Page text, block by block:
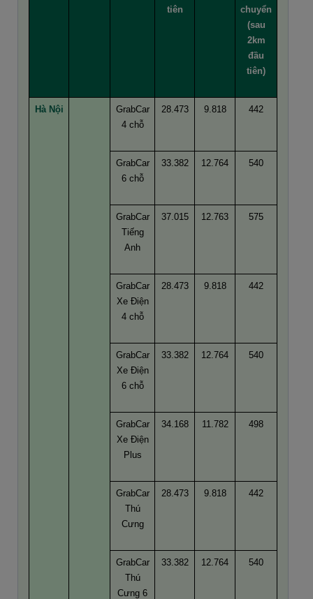
tiên
chuyển
(sau
2km
đầu
tiên)
Hà Nội
GrabCar
4 chỗ
28.473 9.818 442
GrabCar
6 chỗ
33.382 12.764 540
GrabCar
Tiếng
Anh
37.015 12.763 575
GrabCar
Xe Điện
4 chỗ
28.473 9.818 442
GrabCar
Xe Điện
6 chỗ
33.382 12.764 540
GrabCar
Xe Điện
Plus
34.168 11.782 498
GrabCar
Thú
Cưng
28.473 9.818 442
GrabCar
Thú
Cưng 6
33.382 12.764 540